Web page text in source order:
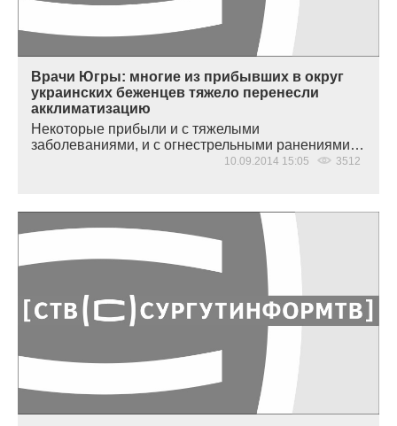
Врачи Югры: многие из прибывших в округ
украинских беженцев тяжело перенесли
акклиматизацию
Некоторые прибыли и с тяжелыми
заболеваниями, и с огнестрельными ранениями…
10.09.2014 15:05 3512